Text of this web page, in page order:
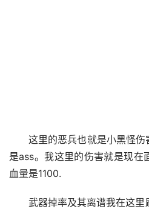
这里的恶兵也就是小黑怪
是ass。我这里的伤害就是现在
血量是1100.
武器掉率及其离谱我在这